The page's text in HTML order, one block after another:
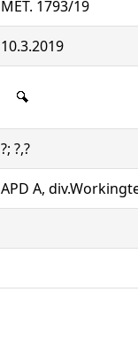
MET. 1793/19
10.3.2019
?; ?,?
APD A,